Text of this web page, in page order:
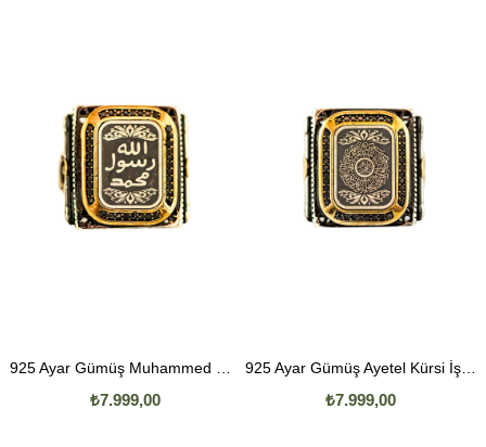
₺7.999,00
925 Ayar Gümüş Ayetel Kürsi İşlemeli Erkek Yüzük
₺7.999,00